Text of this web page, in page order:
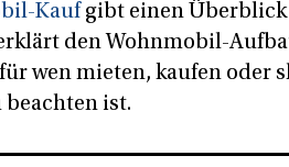
Kauf gibt einen
den Wohnmobil-
wen mieten, kaufen oder
beachten ist.